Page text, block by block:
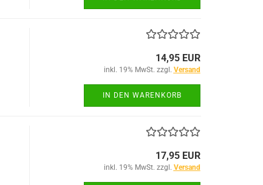
14,95 EUR
inkl. 19% MwSt. zzgl. Versand
IN DEN WARENKORB
17,95 EUR
inkl. 19% MwSt. zzgl. Versand